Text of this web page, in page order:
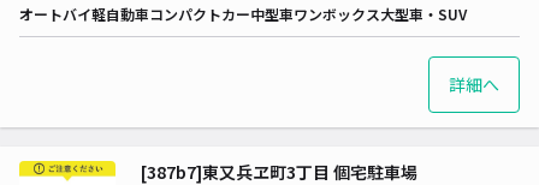
オートバイ軽自動車コンパクトカー中型車ワンボックス大型車・SUV
詳細へ
[387b7]東又兵ヱ町3丁目 個宅駐車場